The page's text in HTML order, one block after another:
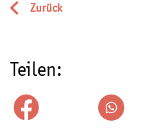
Zurück
Teilen: